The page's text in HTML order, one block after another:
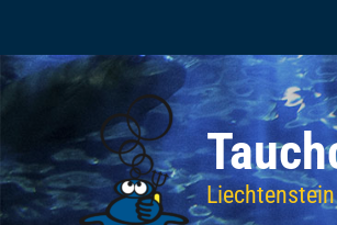
springen
Liechtenstein